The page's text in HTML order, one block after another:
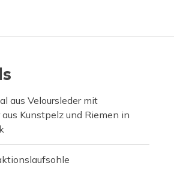
aus Veloursleder mit
Kunstpelz und Riemen in